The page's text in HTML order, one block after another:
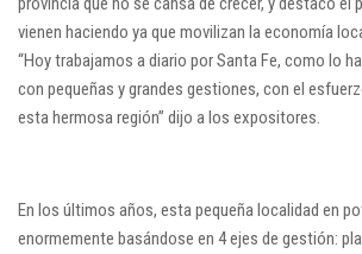
vienen haciendo ya que movilizan la economía
“Hoy trabajamos a diario por Santa Fe, como lo
con pequeñas y grandes gestiones, con el
esta hermosa región” dijo a los expositores.
En los últimos años, esta pequeña localidad en
enormemente basándose en 4 ejes de gestión: